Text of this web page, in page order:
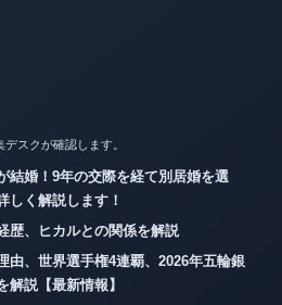
スクが確認します。
結婚！9年の交際を経て別居婚を選
しく解説します！
歴、ヒカルとの関係を解説
由、世界選手権4連覇、2026年五輪銀
解説【最新情報】